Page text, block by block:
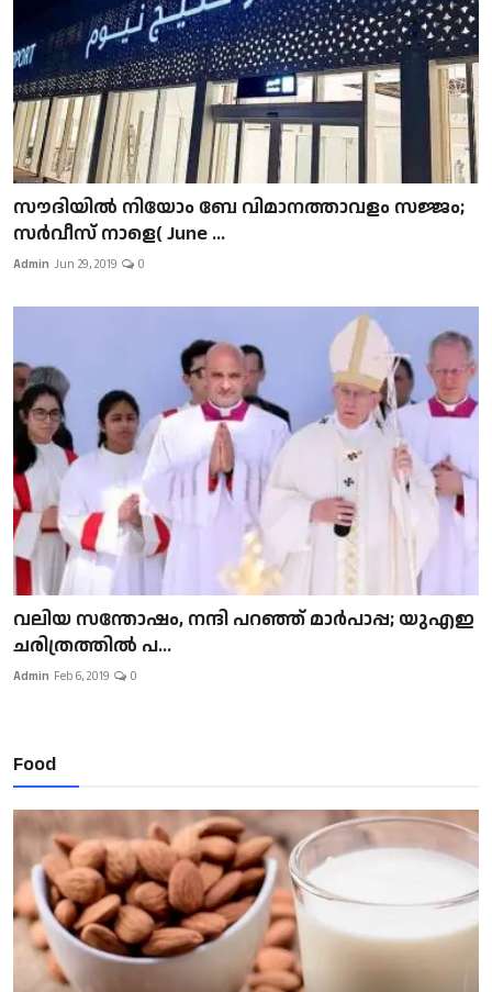
സൗദിയിൽ നിയോം ബേ വിമാനത്താവളം സജ്ജം;
സർവീസ് നാളെ( June ...
Admin Jun 29, 2019 0
വലിയ സന്തോഷം, നന്ദി പറഞ്ഞ് മാർപാപ്പ; യുഎഇ
ചരിത്രത്തിൽ പ...
Admin Feb 6, 2019 0
Food